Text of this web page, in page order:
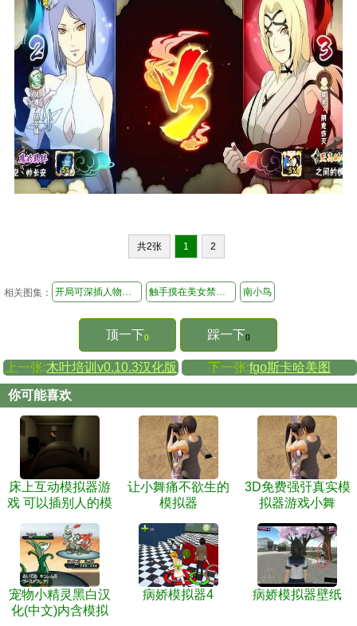
共2张 1 2
相关图集： 开局可深插人物模拟器游戏 触手摸在美女禁处视频 南小鸟
顶一下() 踩一下()
上一张:木叶培训v0.10.3汉化版 下一张:fgo斯卡哈美图
你可能喜欢
床上互动模拟器游
戏 可以插别人的模
让小舞痛不欲生的
模拟器
3D免费强㢨真实模
拟器游戏小舞
宠物小精灵黑白汉
化(中文)内含模拟
病娇模拟器4 病娇模拟器壁纸